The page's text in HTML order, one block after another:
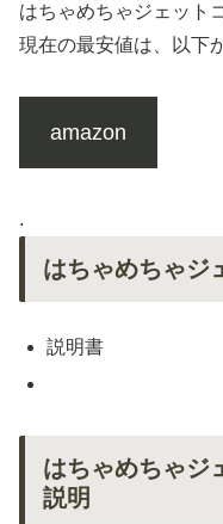
はちゃめちゃジェット
現在の最安値は、以下
amazon
.
はちゃめちゃジ
説明書
はちゃめちゃジ
説明